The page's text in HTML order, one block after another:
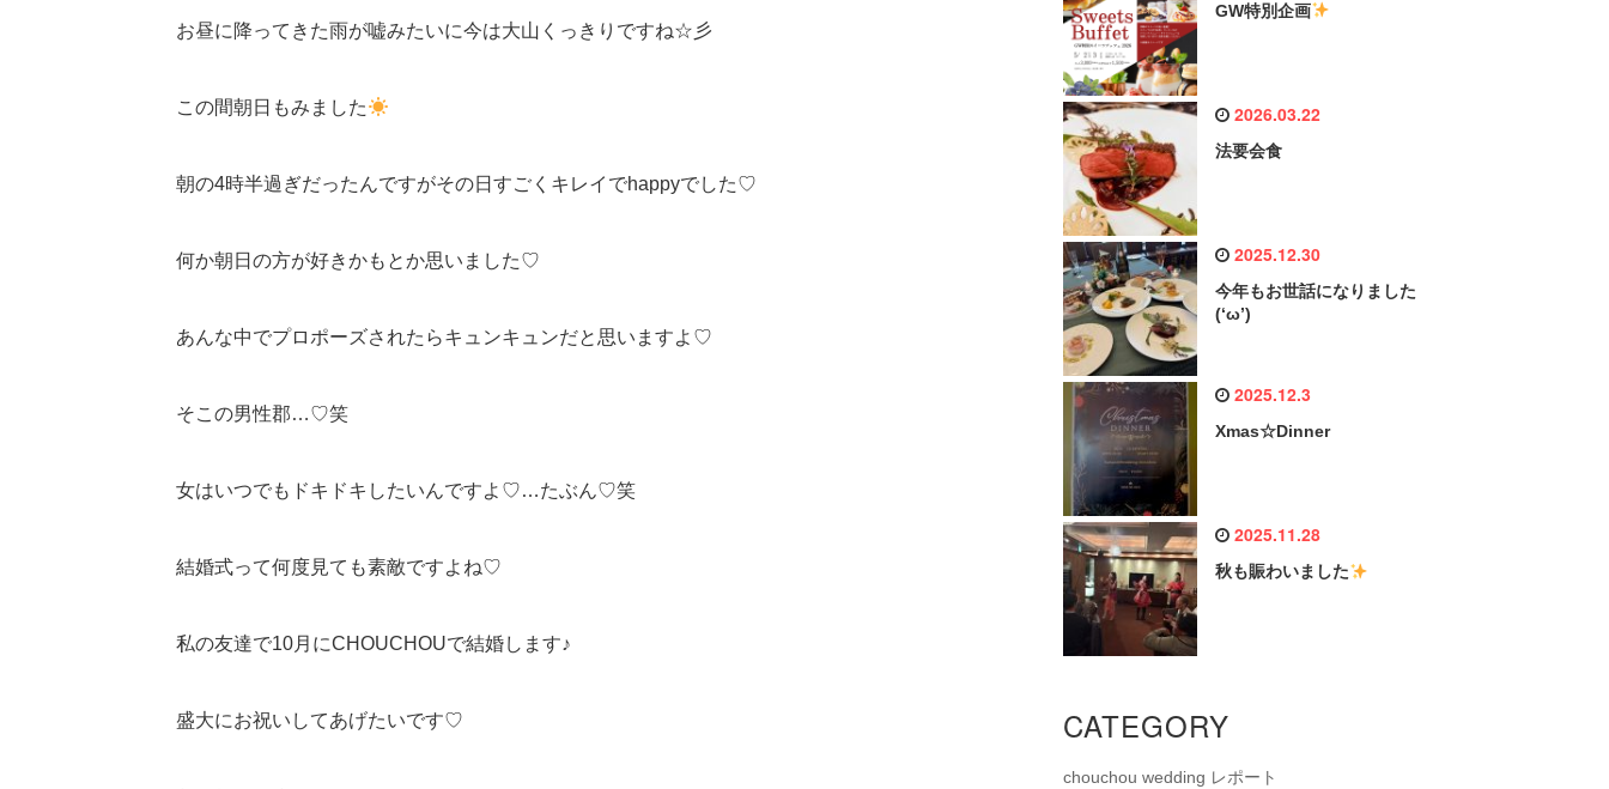
お昼に降ってきた雨が嘘みたいに今は大山くっきりですね☆彡
この間朝日もみました
朝の4時半過ぎだったんですがその日すごくキレイでhappyでした♡
何か朝日の方が好きかもとか思いました♡
あんな中でプロポーズされたらキュンキュンだと思いますよ♡
そこの男性郡…♡笑
女はいつでもドキドキしたいんですよ♡…たぶん♡笑
結婚式って何度見ても素敵ですよね♡
私の友達で10月にCHOUCHOUで結婚します♪
盛大にお祝いしてあげたいです♡
GW特別企画
2026.03.22
法要会食
2025.12.30
今年もお世話になりました
(‘ω’)
2025.12.3
Xmas☆Dinner
2025.11.28
秋も賑わいました
CATEGORY
chouchou wedding レポート